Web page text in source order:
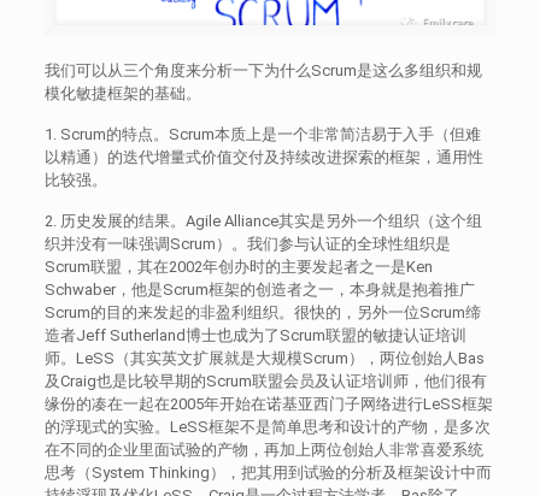
我们可以从三个角度来分析一下为什么Scrum是这么多组织和规
模化敏捷框架的基础。
1. Scrum的特点。Scrum本质上是一个非常简洁易于入手（但难
以精通）的迭代增量式价值交付及持续改进探索的框架，通用性
比较强。
2. 历史发展的结果。Agile Alliance其实是另外一个组织（这个组
织并没有一味强调Scrum）。我们参与认证的全球性组织是
Scrum联盟，其在2002年创办时的主要发起者之一是Ken
Schwaber，他是Scrum框架的创造者之一，本身就是抱着推广
Scrum的目的来发起的非盈利组织。很快的，另外一位Scrum缔
造者Jeff Sutherland博士也成为了Scrum联盟的敏捷认证培训
师。LeSS（其实英文扩展就是大规模Scrum），两位创始人Bas
及Craig也是比较早期的Scrum联盟会员及认证培训师，他们很有
缘份的凑在一起在2005年开始在诺基亚西门子网络进行LeSS框架
的浮现式的实验。LeSS框架不是简单思考和设计的产物，是多次
在不同的企业里面试验的产物，再加上两位创始人非常喜爱系统
思考（System Thinking），把其用到试验的分析及框架设计中而